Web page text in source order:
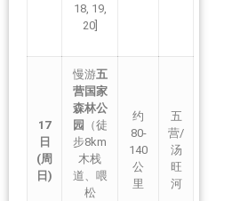
18, 19,
20]
17
日
(周
日)
慢游五
营国家
森林公
园 （徒
步8km
木栈
道、喂
松
约
80-
140
公
里
五
营/
汤
旺
河